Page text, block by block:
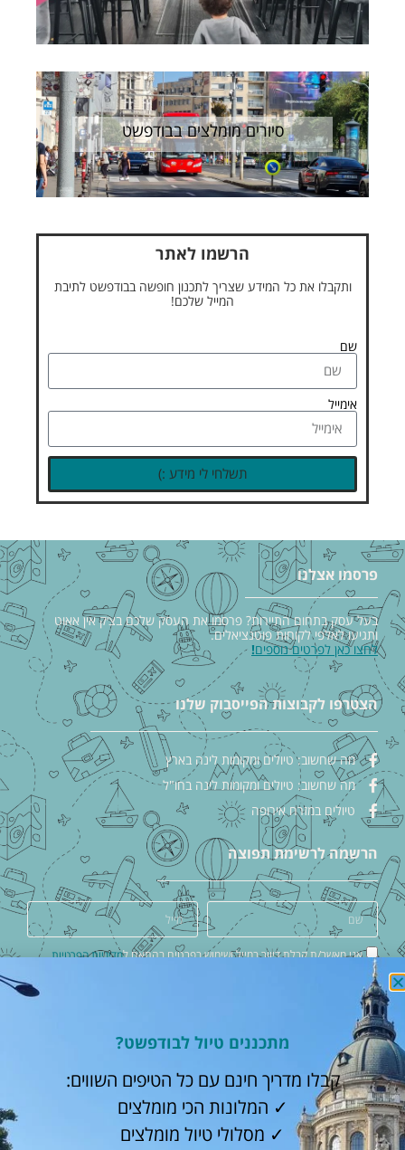
סיורים מומלצים בבודפשט
הרשמו לאתר
ותקבלו את כל המידע שצריך לתכנון חופשה בבודפשט לתיבת
המייל שלכם!
שם
אימייל
תשלחי לי מידע :)
פרסמו אצלנו
בעל עסק בתחום התיירות? פרסמו את העסק שלכם בצ׳ק אין אאוט
ותגיעו לאלפי לקוחות פוטנציאלים.
לחצו כאן לפרטים נוספים!
הצטרפו לקבוצות הפייסבוק שלנו
מה שחשוב: טיולים ומקומות לינה בארץ
מה שחשוב: טיולים ומקומות לינה בחו"ל
טיולים במזרח אירופה
הרשמה לרשימת תפוצה
אני מאשר/ת קבלת דיוור במייל ושימוש בפרטים בהתאם למדיניות הפרטיות
גילוי נאות
כשאתם מזמינים דרך הלינקים באתר, אנחנו מקבלים עמלה קטנה על
ההזמנה. התוכן בפורטל Check in out מסופק על ידי הספקים. טיב
השירות, האיכות והתוכן באחריות הספקים בלבד.
מתכננים טיול לבודפשט?
קבלו מדריך חינם עם כל הטיפים השווים:
✓ המלונות הכי מומלצים
✓ מסלולי טיול מומלצים